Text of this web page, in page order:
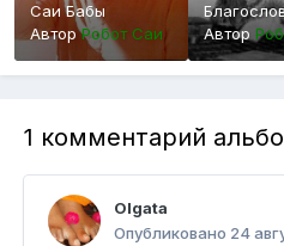
Саи Бабы
АвторРобот Саи
Автор
1 комментарий
Olgata
Опубликовано 24